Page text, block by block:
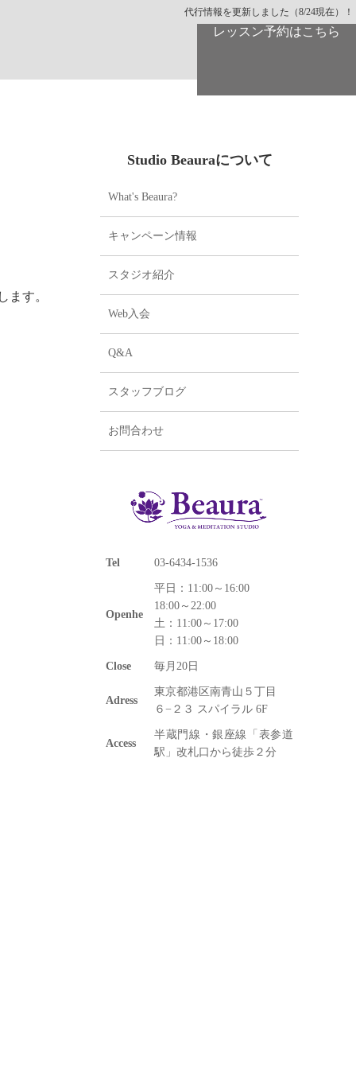
代行情報を更新しました（8/24現在）！
レッスン予約はこちら
ます。
Studio Beauraについて
What's Beaura?
キャンペーン情報
スタジオ紹介
Web入会
Q&A
スタッフブログ
お問合わせ
Tel 03-6434-1536
Openhe
平日：11:00～16:00
18:00～22:00
土：11:00～17:00
日：11:00～18:00
Close 毎月20日
Adress
東京都港区南青山５丁目
６−２３ スパイラル 6F
Access
半蔵門線・銀座線「表参道
駅」改札口から徒歩２分